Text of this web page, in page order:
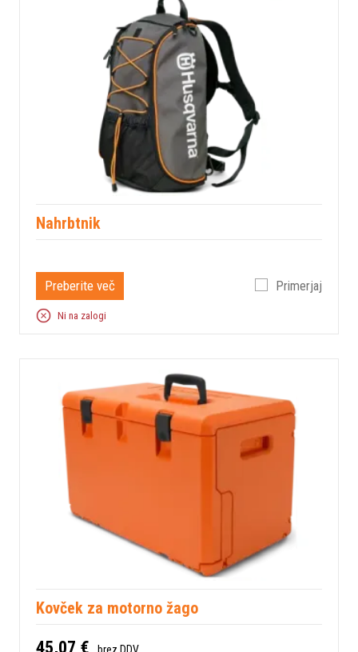
Nahrbtnik
Preberite več Primerjaj
Ni na zalogi
Kovček za motorno žago
45,07 €